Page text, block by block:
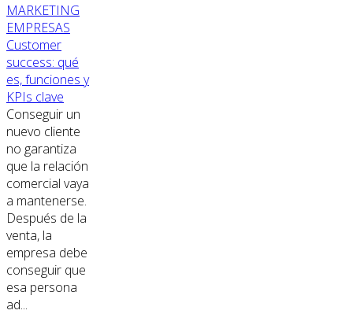
MARKETING
EMPRESAS
Customer
success: qué
es, funciones y
KPIs clave
Conseguir un
nuevo cliente
no garantiza
que la relación
comercial vaya
a mantenerse.
Después de la
venta, la
empresa debe
conseguir que
esa persona
ad...